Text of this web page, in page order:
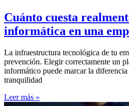
Cuánto cuesta
informática en una
La infraestructura tecnológica de tu
prevención. Elegir correctamente un
informático puede marcar la diferencia
tranquilidad
Leer más »